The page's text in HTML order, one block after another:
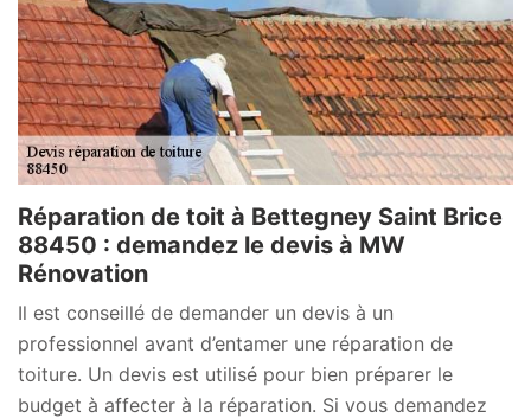
Réparation de toit à Bettegney Saint Brice
88450 : demandez le devis à MW
Rénovation
Il est conseillé de demander un devis à un
professionnel avant d’entamer une réparation de
toiture. Un devis est utilisé pour bien préparer le
budget à affecter à la réparation. Si vous demandez